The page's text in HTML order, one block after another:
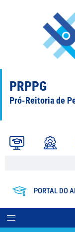
PRPPG
Pró-Reitoria de
PORTAL DO